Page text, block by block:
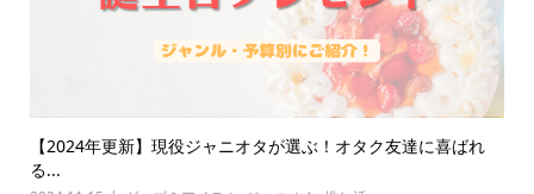
【2024年更新】現役ジャニオタが選ぶ！オタク友達に喜ばれ
る...